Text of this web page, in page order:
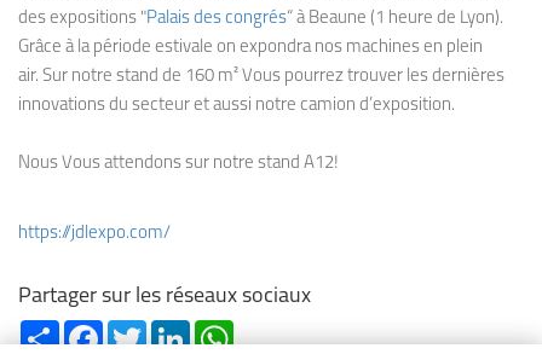
des expositions "Palais des congrés“ à Beaune (1 heure de Lyon).
Grâce à la période estivale on expondra nos machines en plein
air. Sur notre stand de 160 m² Vous pourrez trouver les dernières
innovations du secteur et aussi notre camion d’exposition.
Nous Vous attendons sur notre stand A12!
https://jdlexpo.com/
Partager sur les réseaux sociaux
Share FacebookTwitterLinkedIn